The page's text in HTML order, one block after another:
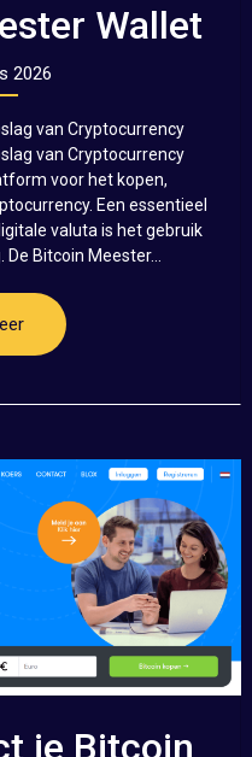
Wallet
2026
van Cryptocurrency
van Cryptocurrency
voor het kopen,
Een essentieel
valuta is het gebruik
Bitcoin Meester...
je Bitcoin